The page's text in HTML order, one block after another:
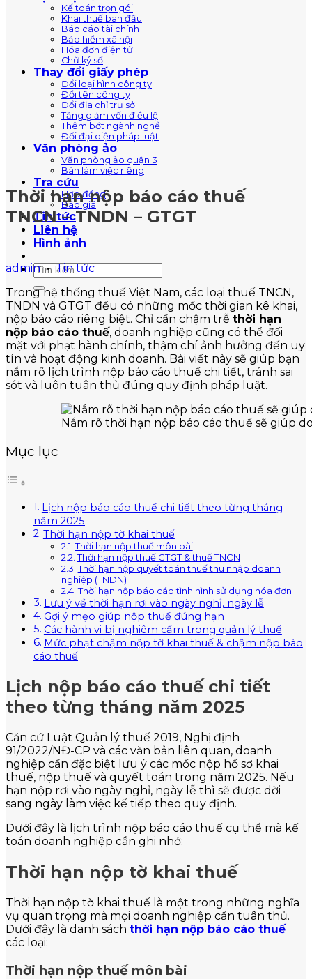
Kế toán trọn gói
Khai thuế ban đầu
Báo cáo tài chính
Bảo hiểm xã hội
Hóa đơn điện tử
Chữ ký số
Thay đổi giấy phép
Đổi loại hình công ty
Đổi tên công ty
Đổi địa chỉ trụ sở
Tăng giảm vốn điều lệ
Thêm bớt ngành nghề
Đổi đại diện pháp luật
Văn phòng ảo
Văn phòng ảo quận 3
Bàn làm việc riêng
Tra cứu
Hợp đồng
Báo giá
Tin tức
Liên hệ
Hình ảnh
Thời hạn nộp báo cáo thuế
TNCN – TNDN – GTGT
admin • Tin tức
Trong hệ thống thuế Việt Nam, các loại thuế TNCN,
TNDN và GTGT đều có những mốc thời gian kê khai,
nộp báo cáo riêng biệt. Chỉ cần chậm trễ thời hạn
nộp báo cáo thuế, doanh nghiệp cũng có thể đối
mặt với phạt hành chính, thậm chí ảnh hưởng đến uy
tín và hoạt động kinh doanh. Bài viết này sẽ giúp bạn
nắm rõ lịch trình nộp báo cáo thuế chi tiết, tránh sai
sót và luôn tuân thủ đúng quy định pháp luật.
Nắm rõ thời hạn nộp báo cáo thuế sẽ giúp
Mục lục
Lịch nộp báo cáo thuế chi tiết theo từng tháng
năm 2025
Thời hạn nộp tờ khai thuế
Thời hạn nộp thuế môn bài
Thời hạn nộp thuế GTGT & thuế TNCN
Thời hạn nộp quyết toán thuế thu nhập doanh
nghiệp (TNDN)
Thời hạn nộp báo cáo tình hình sử dụng hóa đơn
Lưu ý về thời hạn rơi vào ngày nghỉ, ngày lễ
Gợi ý mẹo giúp nộp thuế đúng hạn
Các hành vi bị nghiêm cấm trong quản lý thuế
Mức phạt chậm nộp tờ khai thuế & chậm nộp báo
cáo thuế
Lịch nộp báo cáo thuế chi tiết
theo từng tháng năm 2025
Căn cứ Luật Quản lý thuế 2019, Nghị định
91/2022/NĐ-CP và các văn bản liên quan, doanh
nghiệp cần đặc biệt lưu ý các mốc nộp hồ sơ khai
thuế, nộp thuế và quyết toán trong năm 2025. Nếu
hạn nộp rơi vào ngày nghỉ, ngày lễ thì sẽ được dời
sang ngày làm việc kế tiếp theo quy định.
Dưới đây là lịch trình nộp báo cáo thuế cụ thể mà kế
toán doanh nghiệp cần ghi nhớ:
Thời hạn nộp tờ khai thuế
Thời hạn nộp tờ khai thuế là một trong những nghĩa
vụ quan trọng mà mọi doanh nghiệp cần tuân thủ.
Dưới đây là danh sách thời hạn nộp báo cáo thuế
các loại:
Thời hạn nộp thuế môn bài